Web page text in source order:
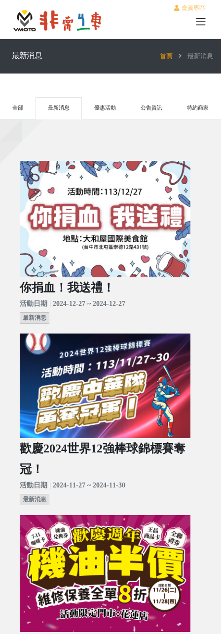
會員專區
最新消息 首頁 最新消息
全部 最新消息 優惠活動 公告資訊 特約商家
你捐血！我送禮！
活動日期 | 2024-12-27 ~ 2024-12-27
最新消息
歡慶2024世界12強棒球錦標賽奪
冠！
活動日期 | 2024-11-27 ~ 2024-11-30
最新消息